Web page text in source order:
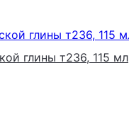
глины т236, 115 мл